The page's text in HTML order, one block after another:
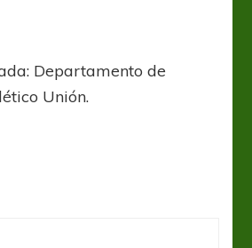
Departamento de
Unión.